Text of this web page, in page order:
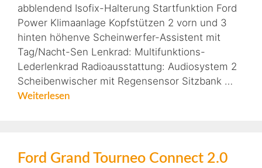
abblendend Isofix-Halterung Startfunktion Ford
Power Klimaanlage Kopfstützen 2 vorn und 3
hinten höhenve Scheinwerfer-Assistent mit
Tag/Nacht-Sen Lenkrad: Multifunktions-
Lederlenkrad Radioausstattung: Audiosystem 2
Scheibenwischer mit Regensensor Sitzbank …
Weiterlesen
Ford Grand Tourneo Connect 2.0